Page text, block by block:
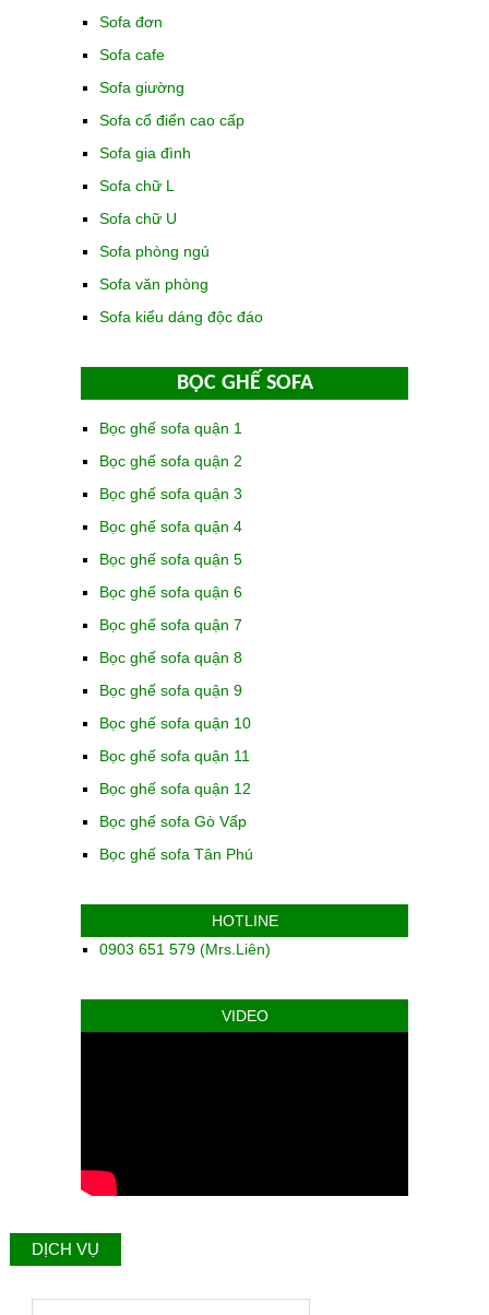
Sofa đơn
Sofa cafe
Sofa giường
Sofa cổ điển cao cấp
Sofa gia đình
Sofa chữ L
Sofa chữ U
Sofa phòng ngủ
Sofa văn phòng
Sofa kiểu dáng độc đáo
BỌC GHẾ SOFA
Bọc ghế sofa quận 1
Bọc ghế sofa quận 2
Bọc ghế sofa quận 3
Bọc ghế sofa quận 4
Bọc ghế sofa quận 5
Bọc ghế sofa quận 6
Bọc ghế sofa quận 7
Bọc ghế sofa quận 8
Bọc ghế sofa quận 9
Bọc ghế sofa quận 10
Bọc ghế sofa quận 11
Bọc ghế sofa quận 12
Bọc ghế sofa Gò Vấp
Bọc ghế sofa Tân Phú
HOTLINE
0903 651 579 (Mrs.Liên)
VIDEO
DỊCH VỤ